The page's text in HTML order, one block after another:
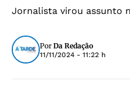
Jornalista virou assunto
Por Da Redação
11/11/2024 - 11:22 h